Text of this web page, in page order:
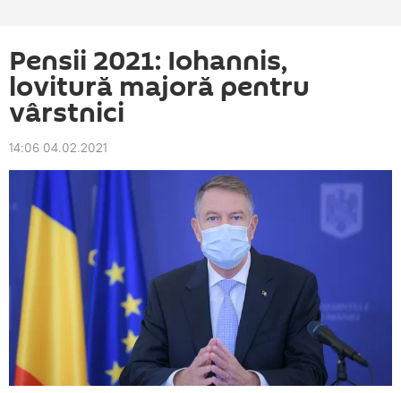
Pensii 2021: Iohannis,
lovitură majoră pentru
vârstnici
14:06 04.02.2021